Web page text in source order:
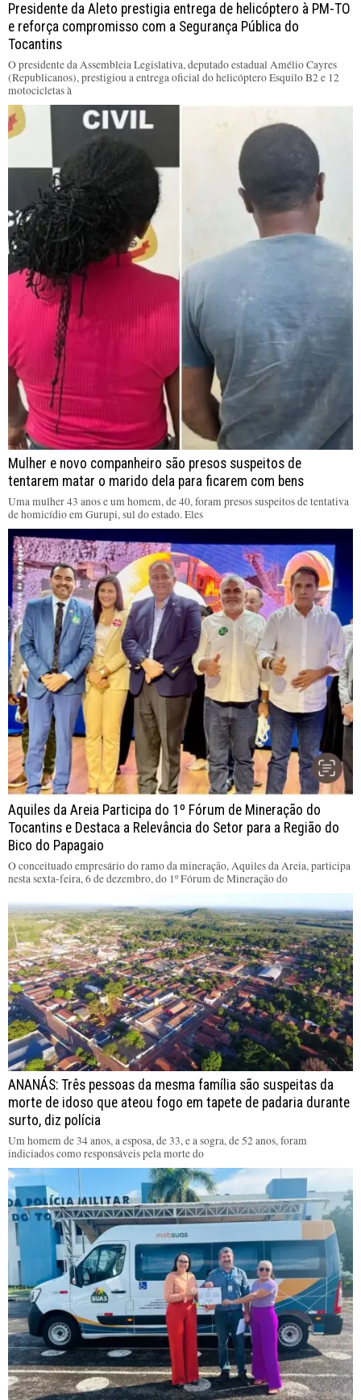
Presidente da Aleto prestigia entrega de helicóptero à PM-TO
e reforça compromisso com a Segurança Pública do
Tocantins
O presidente da Assembleia Legislativa, deputado estadual Amélio Cayres
(Republicanos), prestigiou a entrega oficial do helicóptero Esquilo B2 e 12
motocicletas à
Mulher e novo companheiro são presos suspeitos de
tentarem matar o marido dela para ficarem com bens
Uma mulher 43 anos e um homem, de 40, foram presos suspeitos de tentativa
de homicídio em Gurupi, sul do estado. Eles
Aquiles da Areia Participa do 1º Fórum de Mineração do
Tocantins e Destaca a Relevância do Setor para a Região do
Bico do Papagaio
O conceituado empresário do ramo da mineração, Aquiles da Areia, participa
nesta sexta-feira, 6 de dezembro, do 1º Fórum de Mineração do
ANANÁS: Três pessoas da mesma família são suspeitas da
morte de idoso que ateou fogo em tapete de padaria durante
surto, diz polícia
Um homem de 34 anos, a esposa, de 33, e a sogra, de 52 anos, foram
indiciados como responsáveis pela morte do